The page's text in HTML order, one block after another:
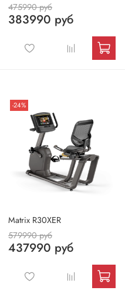
475990 руб
383990 руб
-24%
Matrix R30XER
579990 руб
437990 руб